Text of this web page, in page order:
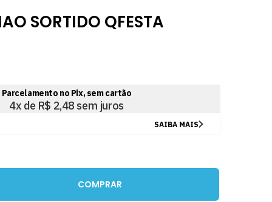
SORTIDO QFESTA
COMPRAR